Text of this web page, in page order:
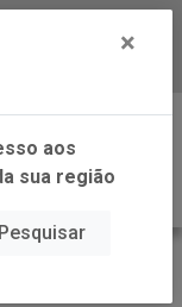
já nosso APP
0
×
aos
sua região
Pesquisar